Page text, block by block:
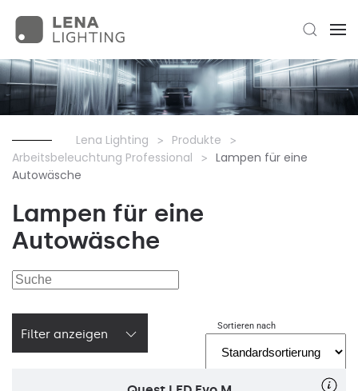
Lena Lighting
Produkte
Arbeitsbeleuchtung Professional
Lampen für eine
Autowäsche
Lampen für eine
Autowäsche
Filter anzeigen
Sortieren nach